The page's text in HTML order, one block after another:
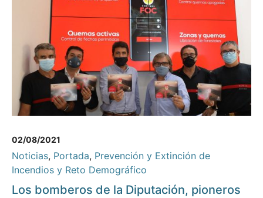
02/08/2021
Noticias, Portada, Prevención y Extinción de
Incendios y Reto Demográfico
Los bomberos de la Diputación, pioneros